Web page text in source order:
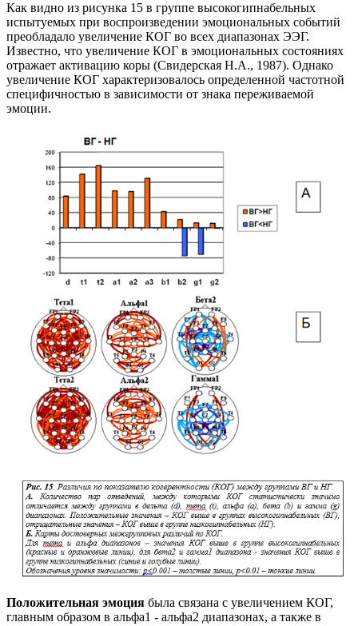
Как видно из рисунка 15 в группе высокогипнабельных
испытуемых при воспроизведении эмоциональных событий
преобладало увеличение КОГ во всех диапазонах ЭЭГ.
Известно, что увеличение КОГ в эмоциональных состояниях
отражает активацию коры (Свидерская Н.А., 1987). Однако
увеличение КОГ характеризовалось определенной частотной
специфичностью в зависимости от знака переживаемой
эмоции.
Положительная эмоция была связана с увеличением КОГ,
главным образом в альфа1 - альфа2 диапазонах, а также в